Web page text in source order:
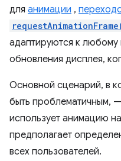
для анимации ,
адаптируются к любому
обновления дисплея,
Основной сценарий, в
быть проблематичным,
использует анимацию
предполагает
всех пользователей.